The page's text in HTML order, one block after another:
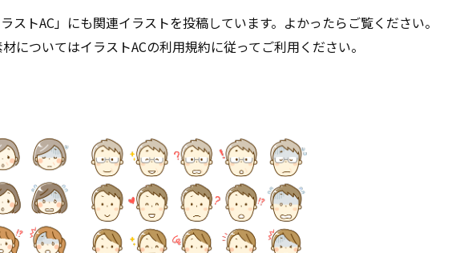
ストAC」にも関連イラストを投稿しています。よかったらご覧ください。
についてはイラストACの利用規約に従ってご利用ください。